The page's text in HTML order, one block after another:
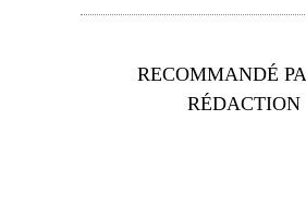
RECOMMANDÉ
RÉDACTION